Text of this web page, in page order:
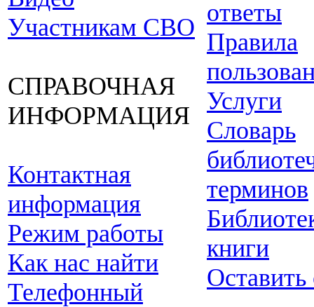
Участникам СВО
СПРАВОЧНАЯ
ИНФОРМАЦИЯ
Контактная
информация
Режим работы
Как нас найти
Телефонный
ответы
Правила
Услуги
Словарь
терминов
книги
Оставить